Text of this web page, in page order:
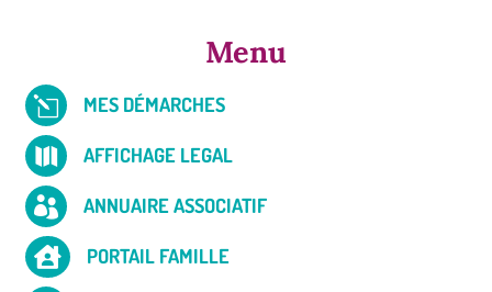
Menu
l MES DÉMARCHES
 AFFICHAGE LEGAL
 ANNUAIRE ASSOCIATIF
 PORTAIL FAMILLE